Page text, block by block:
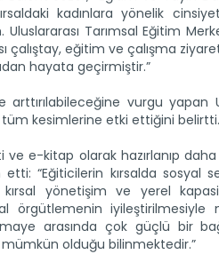
kadınlara yönelik
Tarımsal Eğitim
çalıştay, eğitim ve çalışma
hayata geçirmiştir.”
vurgu yapan
tüm kesimlerine etki ettiğini belirtti.
e-kitap olarak hazırlanıp
“Eğiticilerin kırsalda
yönetişim ve yerel
örgütlemenin iyileştirilmesiyle
arasında çok güçlü bir
mümkün olduğu bilinmektedir.”